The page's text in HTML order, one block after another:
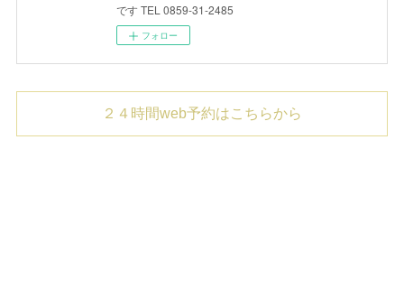
です TEL 0859-31-2485
フォロー
２４時間web予約はこちらから